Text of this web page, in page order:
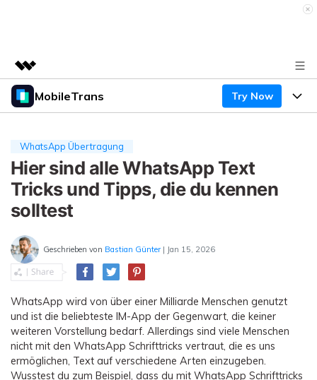
Top-Produkte
Dienstprogramme
Überblick
Lösungen
Über uns
Presseraum
Shop
Support
MobileTrans Try Now
Desktop
Mobile
Funktionen
Funktionen
Ressourcen
Handydatenübertragung
Handy-Backup & Wiederherstellung
Übertragung anderer Apps
WEITERE THEMEN ERKUNDEN
Preise
Preise für Windows
Preise für Mac
Preise für die App
Geschäftsplan
Bildungsplan
Lernen & Unterstützung
Wettbewerbe & Events
Lernen
Hilfe erhalten
Suche
Herunterladen
WhatsApp Übertragung
Hier sind alle WhatsApp Text
Tricks und Tipps, die du kennen
solltest
Geschrieben von Bastian Günter | Jan 15, 2026
WhatsApp wird von über einer Milliarde Menschen genutzt
und ist die beliebteste IM-App der Gegenwart, die keiner
weiteren Vorstellung bedarf. Allerdings sind viele Menschen
nicht mit den WhatsApp Schrifttricks vertraut, die es uns
ermöglichen, Text auf verschiedene Arten einzugeben.
Wusstest du zum Beispiel, dass du mit WhatsApp Schrifttricks